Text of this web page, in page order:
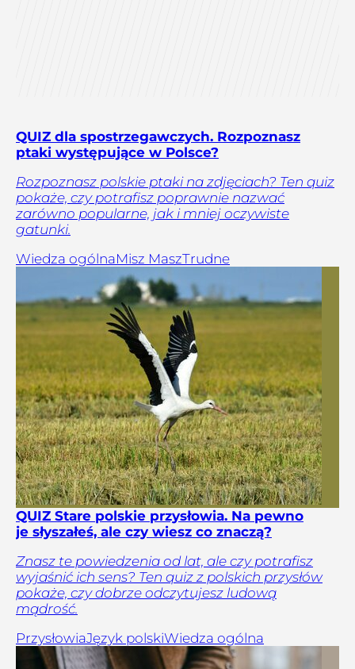
QUIZ dla spostrzegawczych. Rozpoznasz
ptaki występujące w Polsce?
Rozpoznasz polskie ptaki na zdjęciach? Ten quiz
pokaże, czy potrafisz poprawnie nazwać
zarówno popularne, jak i mniej oczywiste
gatunki.
Wiedza ogólnaMisz MaszTrudne
QUIZ Stare polskie przysłowia. Na pewno
je słyszałeś, ale czy wiesz co znaczą?
Znasz te powiedzenia od lat, ale czy potrafisz
wyjaśnić ich sens? Ten quiz z polskich przysłów
pokaże, czy dobrze odczytujesz ludową
mądrość.
PrzysłowiaJęzyk polskiWiedza ogólna